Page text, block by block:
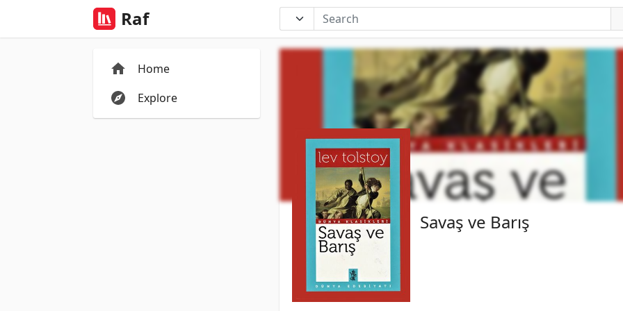
Raf
Home
Explore
Savaş ve Barış